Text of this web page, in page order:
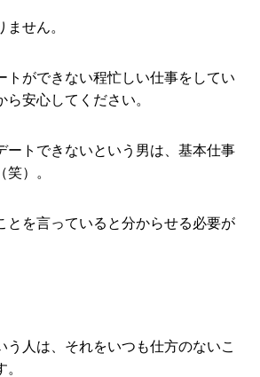
せん。
トができない程忙しい仕事をしてい
ら安心してください。
ートできないという男は、基本仕事
）。
とを言っていると分からせる必要が
う人は、それをいつも仕方のないこ